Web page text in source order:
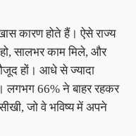
कारण होते हैं। ऐसे राज्य
सालभर काम मिले, और
हों। आधे से ज्यादा
लगभग 66% ने बाहर रहकर
जो वे भविष्य में अपने